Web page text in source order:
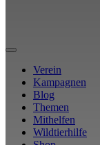
Verein
Kampagnen
Blog
Themen
Mithelfen
Wildtierhilfe